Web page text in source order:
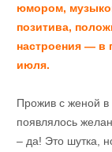
юмором,
позитива,
настроения — в
июля.
Прожив с женой в
появлялось
– да! Это шутка,